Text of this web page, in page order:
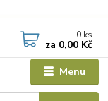
Menu
0 ks
za 0,00 Kč